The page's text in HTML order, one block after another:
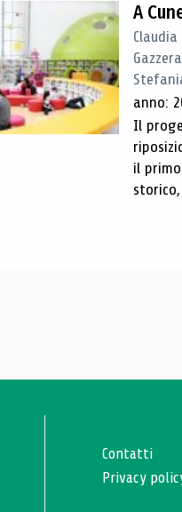
A
anno:
Il
il
Contatti
Privacy